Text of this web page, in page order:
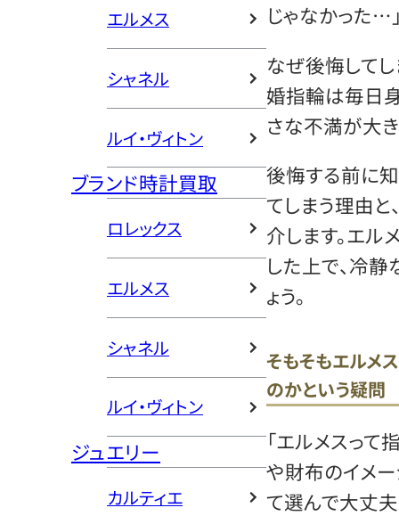
エルメス
シャネル
ルイ・ヴィトン
ブランド時計買取
ロレックス
エルメス
シャネル
ルイ・ヴィトン
ジュエリー
カルティエ
じゃなかった…
なぜ後悔して
婚指輪は毎日
さな不満が大
後悔する前に
てしまう理由
介します。エ
した上で、冷静
ょう。
そもそもエルメ
のかという疑問
「エルメスって
や財布のイメ
て選んで大丈